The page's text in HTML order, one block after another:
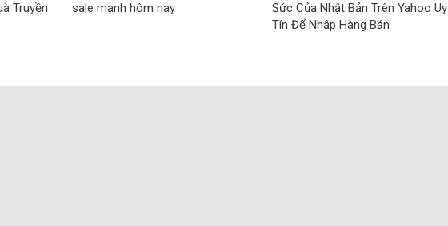
Truyền
sale mạnh hôm nay
Sức Của Nhật Bản Trên Yahoo Uy
Tín Để Nhập Hàng Bán